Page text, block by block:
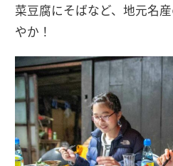
菜豆腐にそばなど、地元名
やか！